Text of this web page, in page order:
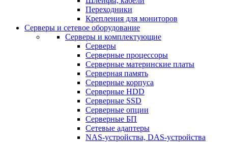
Переходники
Крепления для мониторов
Серверы и сетевое оборудование
Серверы и комплектующие
Серверы
Серверные процессоры
Серверные материнские платы
Серверная память
Серверные корпуса
Серверные HDD
Серверные SSD
Серверные опции
Серверные БП
Сетевые адаптеры
NAS-устройства, DAS-устройства